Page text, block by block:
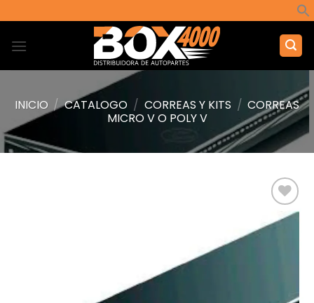
al
contenido
INICIO / CATALOGO / CORREAS Y KITS / CORREAS
MICRO V O POLY V
Añadir